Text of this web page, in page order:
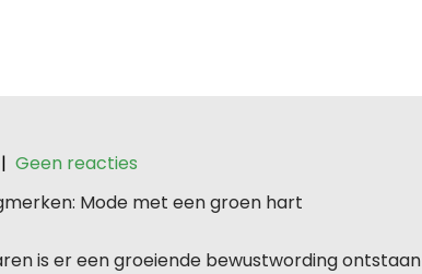
| Geen reacties
Mode met een groen hart
is er een groeiende bewustwording